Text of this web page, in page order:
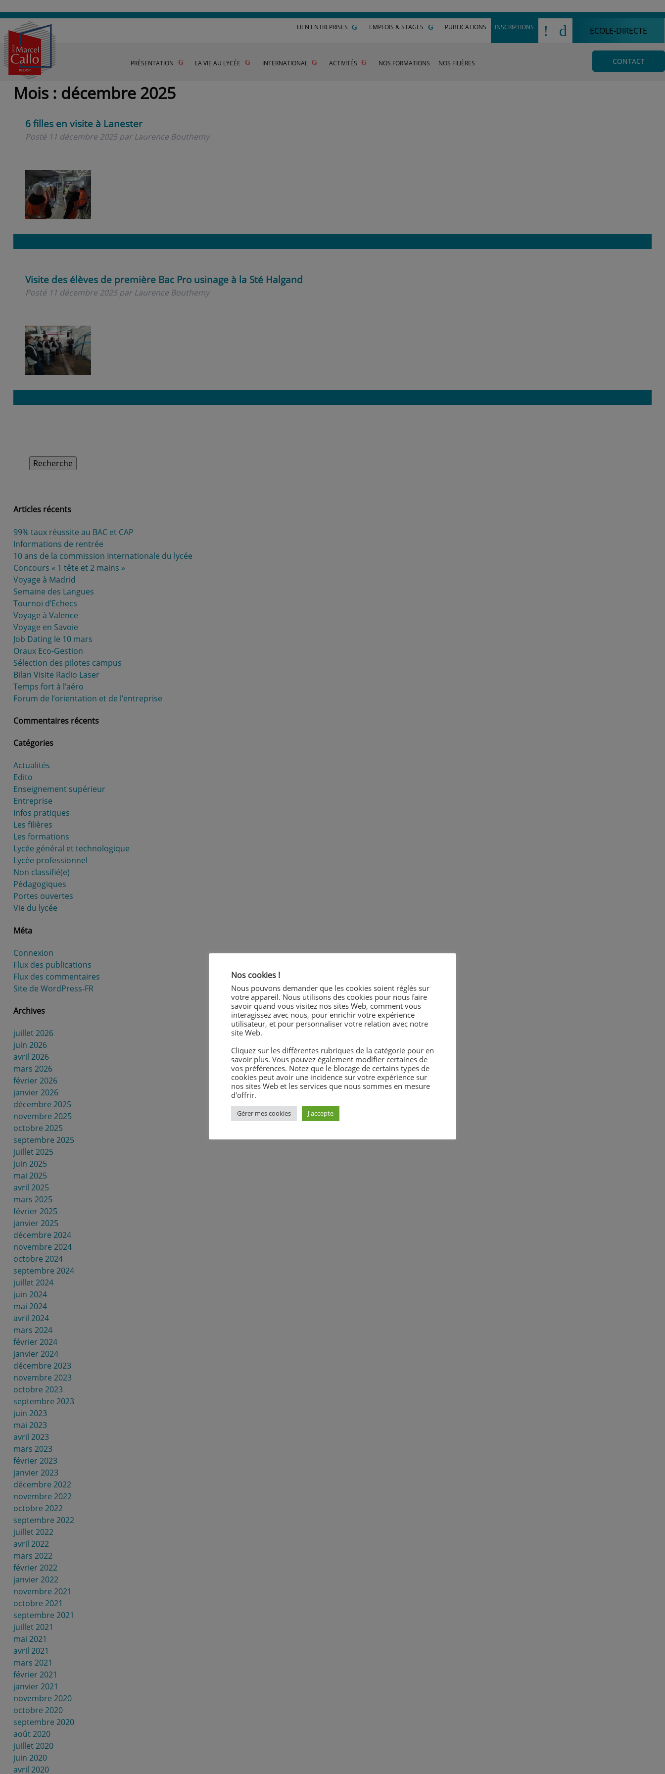
! d ECOLE-DIRECTE
LIEN ENTREPRISES EMPLOIS & STAGES PUBLICATIONS INSCRIPTIONS
CONTACT
PRÉSENTATION LA VIE AU LYCÉE INTERNATIONAL ACTIVITÉS NOS FORMATIONS NOS FILIÈRES
Mois : décembre 2025
6 filles en visite à Lanester
Posté 11 décembre 2025 par Laurence Bouthemy
Visite des élèves de première Bac Pro usinage à la Sté Halgand
Posté 11 décembre 2025 par Laurence Bouthemy
Recherche
Articles récents
99% taux réussite au BAC et CAP
Informations de rentrée
10 ans de la commission Internationale du lycée
Concours « 1 tête et 2 mains »
Voyage à Madrid
Semaine des Langues
Tournoi d’Echecs
Voyage à Valence
Voyage en Savoie
Job Dating le 10 mars
Oraux Eco-Gestion
Sélection des pilotes campus
Bilan Visite Radio Laser
Temps fort à l’aéro
Forum de l’orientation et de l’entreprise
Commentaires récents
Catégories
Actualités
Edito
Enseignement supérieur
Entreprise
Infos pratiques
Les filières
Les formations
Lycée général et technologique
Lycée professionnel
Non classifié(e)
Pédagogiques
Portes ouvertes
Vie du lycée
Méta
Connexion
Flux des publications
Flux des commentaires
Site de WordPress-FR
Archives
juillet 2026
juin 2026
avril 2026
mars 2026
février 2026
janvier 2026
décembre 2025
novembre 2025
octobre 2025
septembre 2025
juillet 2025
juin 2025
mai 2025
avril 2025
mars 2025
février 2025
janvier 2025
décembre 2024
novembre 2024
octobre 2024
septembre 2024
juillet 2024
juin 2024
mai 2024
avril 2024
mars 2024
février 2024
janvier 2024
décembre 2023
novembre 2023
octobre 2023
septembre 2023
juin 2023
mai 2023
avril 2023
mars 2023
février 2023
janvier 2023
décembre 2022
novembre 2022
octobre 2022
septembre 2022
juillet 2022
avril 2022
mars 2022
février 2022
janvier 2022
novembre 2021
octobre 2021
septembre 2021
juillet 2021
mai 2021
avril 2021
mars 2021
février 2021
janvier 2021
novembre 2020
octobre 2020
septembre 2020
août 2020
juillet 2020
juin 2020
avril 2020
Nos cookies !
Nous pouvons demander que les cookies soient réglés sur
votre appareil. Nous utilisons des cookies pour nous faire
savoir quand vous visitez nos sites Web, comment vous
interagissez avec nous, pour enrichir votre expérience
utilisateur, et pour personnaliser votre relation avec notre
site Web.
Cliquez sur les différentes rubriques de la catégorie pour en
savoir plus. Vous pouvez également modifier certaines de
vos préférences. Notez que le blocage de certains types de
cookies peut avoir une incidence sur votre expérience sur
nos sites Web et les services que nous sommes en mesure
d'offrir.
Gérer mes cookies J'accepte